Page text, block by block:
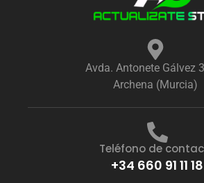
Avda. Antonete Gálvez
Archena (Murcia)
Teléfono de
+34 660 91 11 18